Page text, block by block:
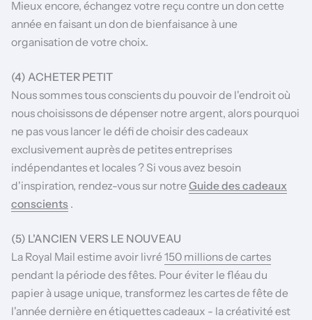
Mieux encore, échangez votre reçu contre un don cette
année en faisant un don de bienfaisance à une
organisation de votre choix.
(4) ACHETER PETIT
Nous sommes tous conscients du pouvoir de l'endroit où
nous choisissons de dépenser notre argent, alors pourquoi
ne pas vous lancer le défi de choisir des cadeaux
exclusivement auprès de petites entreprises
indépendantes et locales ? Si vous avez besoin
d'inspiration, rendez-vous sur notreGuide des cadeaux
conscients .
(5) L'ANCIEN VERS LE NOUVEAU
La Royal Mail estime avoir livré150 millions de cartes
pendant la période des fêtes. Pour éviter le fléau du
papier à usage unique, transformez les cartes de fête de
l'année dernière en étiquettes cadeaux - la créativité est